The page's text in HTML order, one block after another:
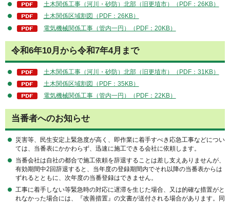
土木関係工事（河川・砂防）北部（旧更埴市）（PDF：26KB）
土木関係区域割図（PDF：26KB）
電気機械関係工事（管内一円）（PDF：20KB）
令和6年10月から令和7年4月まで
土木関係工事（河川・砂防）北部（旧更埴市）（PDF：31KB）
土木関係区域割図（PDF：35KB）
電気機械関係工事（管内一円）（PDF：22KB）
当番者へのお知らせ
災害等、民生安定上緊急度が高く、即作業に着手すべき応急工事などについ
ては、当番表にかかわらず、迅速に施工できる会社に依頼します。
当番会社は自社の都合で施工依頼を辞退することは差し支えありませんが、
有効期間中2回辞退すると、当年度の登録期間内でそれ以降の当番表からは
ずれるとともに、次年度の当番登録はできません。
工事に着手しない等緊急時の対応に遅滞を生じた場合、又は的確な措置がと
れなかった場合には、『改善措置』の文書が送付される場合があります。同